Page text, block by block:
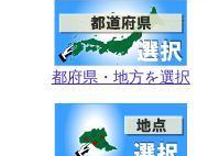
都府県・地方を選択